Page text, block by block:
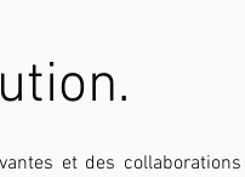
et des